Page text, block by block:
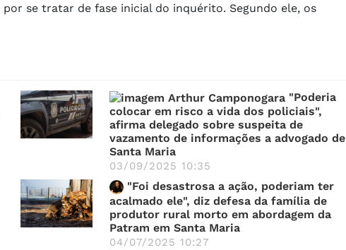
por se tratar de fase inicial do inquérito. Segundo ele, os
"Poderia
colocar em risco a vida dos policiais",
afirma delegado sobre suspeita de
vazamento de informações a advogado de
Santa Maria
03/09/2025 10:35
"Foi desastrosa a ação, poderiam ter
acalmado ele", diz defesa da família de
produtor rural morto em abordagem da
Patram em Santa Maria
04/07/2025 10:27